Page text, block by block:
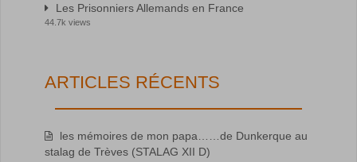
Les Prisonniers Allemands en France
44.7k views
ARTICLES RÉCENTS
les mémoires de mon papa……de Dunkerque au
stalag de Trèves (STALAG XII D)